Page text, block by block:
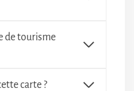
de tourisme
carte ?